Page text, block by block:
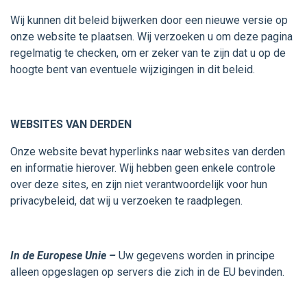
Wij kunnen dit beleid bijwerken door een nieuwe versie op
onze website te plaatsen. Wij verzoeken u om deze pagina
regelmatig te checken, om er zeker van te zijn dat u op de
hoogte bent van eventuele wijzigingen in dit beleid.
WEBSITES VAN DERDEN
Onze website bevat hyperlinks naar websites van derden
en informatie hierover. Wij hebben geen enkele controle
over deze sites, en zijn niet verantwoordelijk voor hun
privacybeleid, dat wij u verzoeken te raadplegen.
In de Europese Unie – Uw gegevens worden in principe
alleen opgeslagen op servers die zich in de EU bevinden.